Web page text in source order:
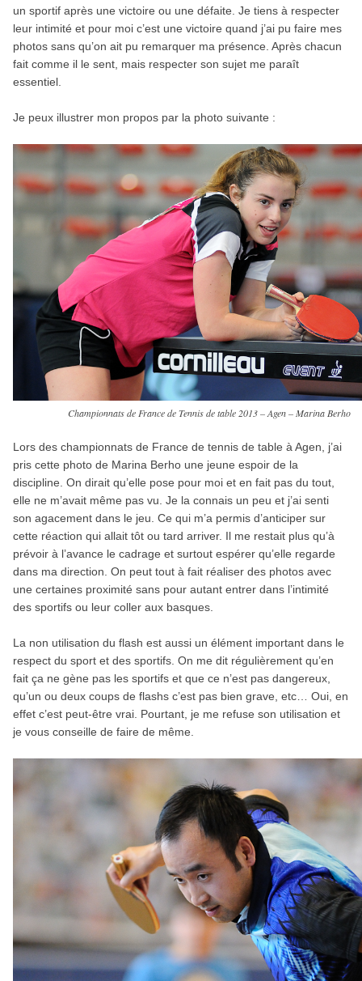
un sportif après une victoire ou une défaite. Je tiens à respecter
leur intimité et pour moi c’est une victoire quand j’ai pu faire mes
photos sans qu’on ait pu remarquer ma présence. Après chacun
fait comme il le sent, mais respecter son sujet me paraît
essentiel.
Je peux illustrer mon propos par la photo suivante :
Championnats de France de Tennis de table 2013 – Agen – Marina Berho
Lors des championnats de France de tennis de table à Agen, j’ai
pris cette photo de Marina Berho une jeune espoir de la
discipline. On dirait qu’elle pose pour moi et en fait pas du tout,
elle ne m’avait même pas vu. Je la connais un peu et j’ai senti
son agacement dans le jeu. Ce qui m’a permis d’anticiper sur
cette réaction qui allait tôt ou tard arriver. Il me restait plus qu’à
prévoir à l’avance le cadrage et surtout espérer qu’elle regarde
dans ma direction. On peut tout à fait réaliser des photos avec
une certaines proximité sans pour autant entrer dans l’intimité
des sportifs ou leur coller aux basques.
La non utilisation du flash est aussi un élément important dans le
respect du sport et des sportifs. On me dit régulièrement qu’en
fait ça ne gène pas les sportifs et que ce n’est pas dangereux,
qu’un ou deux coups de flashs c’est pas bien grave, etc… Oui, en
effet c’est peut-être vrai. Pourtant, je me refuse son utilisation et
je vous conseille de faire de même.